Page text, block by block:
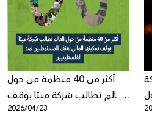
أكثر من 40 منظمة من حول
العالم تطالب شركة ميتا بوقف
تمكينها المالي لعنف
2026/04/23